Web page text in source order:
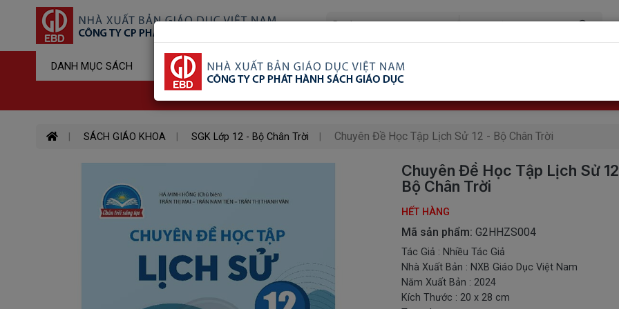
DANH MỤC SÁCH Sản Phẩm Đã Xem Ship COD Trên Toàn Quốc
SÁCH GIÁO KHOA SGK Lớp 12 - Bộ Chân Trời Chuyên Đề Học Tập Lịch Sử 12 - Bộ Chân Trời
Chuyên Đề Học Tập Lịch Sử
Bộ Chân Trời
HẾT HÀNG
Mã sản phẩm: G2HHZS004
Tác Giả : Nhiều Tác Giả
Nhà Xuất Bản : NXB Giáo Dục Việt Nam
Năm Xuất Bản : 2024
Kích Thước : 20 x 28 cm